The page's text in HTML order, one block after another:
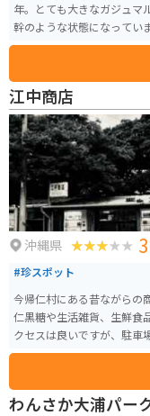
年。とても大きなガジュマ
幹のような状態になってい
を感じる素敵なスポットで
御願行事が行われており古
場がなく民家が隣接してい
い。
江中商店
沖縄県 3
#珍スポット
今帰仁村にある昔ながらの
仁黒糖や生活雑貨、生鮮食
クセスは良いですが、駐車
とになります。
わんさか大浦パー